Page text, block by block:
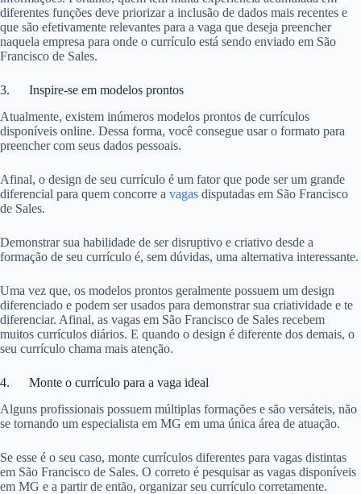
diferentes funções deve priorizar a inclusão de dados mais recentes e
que são efetivamente relevantes para a vaga que deseja preencher
naquela empresa para onde o currículo está sendo enviado em São
Francisco de Sales.
3. Inspire-se em modelos prontos
Atualmente, existem inúmeros modelos prontos de currículos
disponíveis online. Dessa forma, você consegue usar o formato para
preencher com seus dados pessoais.
Afinal, o design de seu currículo é um fator que pode ser um grande
diferencial para quem concorre a vagas disputadas em São Francisco
de Sales.
Demonstrar sua habilidade de ser disruptivo e criativo desde a
formação de seu currículo é, sem dúvidas, uma alternativa interessante.
Uma vez que, os modelos prontos geralmente possuem um design
diferenciado e podem ser usados para demonstrar sua criatividade e te
diferenciar. Afinal, as vagas em São Francisco de Sales recebem
muitos currículos diários. E quando o design é diferente dos demais, o
seu currículo chama mais atenção.
4. Monte o currículo para a vaga ideal
Alguns profissionais possuem múltiplas formações e são versáteis, não
se tornando um especialista em MG em uma única área de atuação.
Se esse é o seu caso, monte currículos diferentes para vagas distintas
em São Francisco de Sales. O correto é pesquisar as vagas disponíveis
em MG e a partir de então, organizar seu currículo corretamente.